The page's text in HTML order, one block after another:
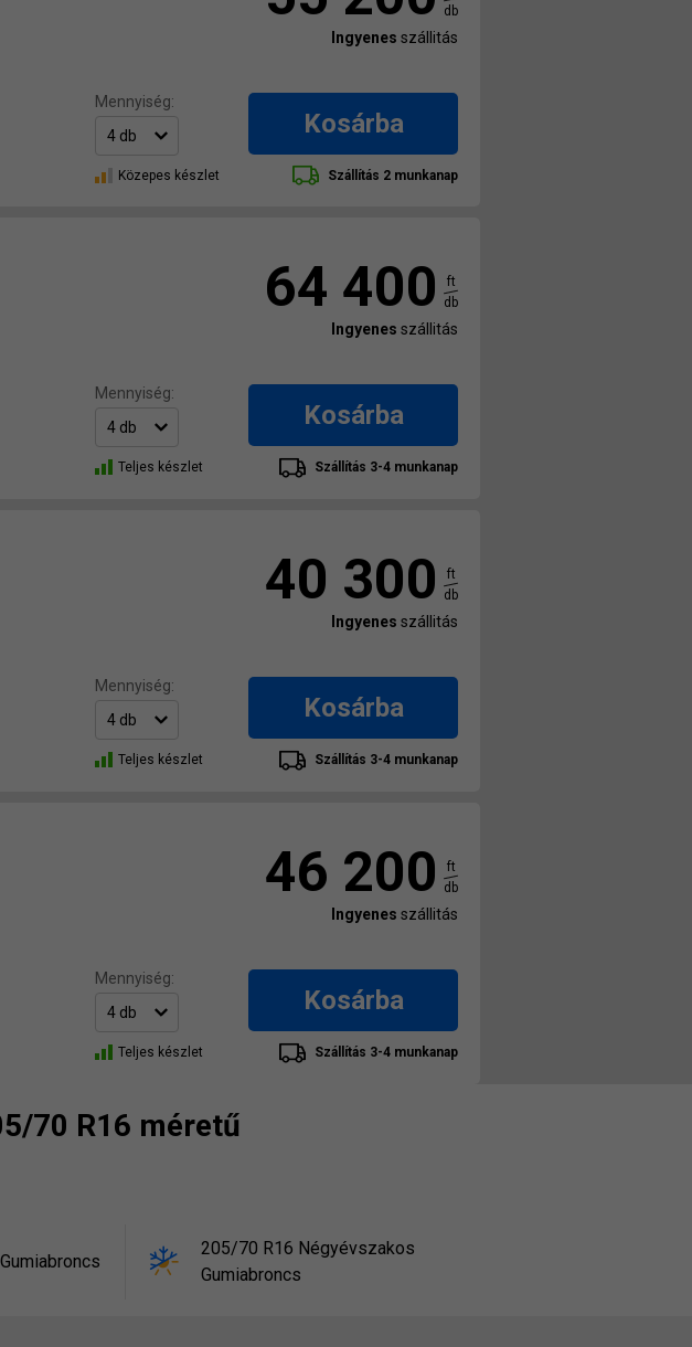
db
Ingyenes szállitás
Mennyiség:
Kosárba
Közepes készlet Szállítás 2 munkanap
64 400
ft
db
Ingyenes szállitás
Mennyiség:
Kosárba
Teljes készlet Szállítás 3-4 munkanap
40 300
ft
db
Ingyenes szállitás
Mennyiség:
Kosárba
Teljes készlet Szállítás 3-4 munkanap
46 200
ft
db
Ingyenes szállitás
Mennyiség:
Kosárba
Teljes készlet Szállítás 3-4 munkanap
70 R16 méretű
205/70 R16 Négyévszakos
Gumiabroncs